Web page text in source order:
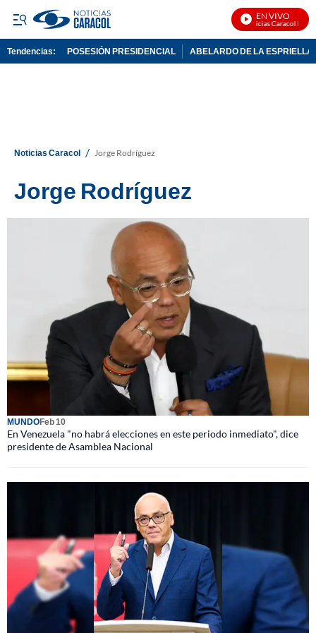
EN VIVO
Noticias Caracol En Vivo
Tendencias: POSESIÓN PRESIDENCIAL ABELARDO DE LA ESPRIELLA
Noticias Caracol / Jorge Rodríguez
Jorge Rodríguez
MUNDOFeb 10
En Venezuela "no habrá elecciones en este periodo inmediato", dice
presidente de Asamblea Nacional